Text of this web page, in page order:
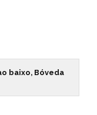
baixo, Bóveda